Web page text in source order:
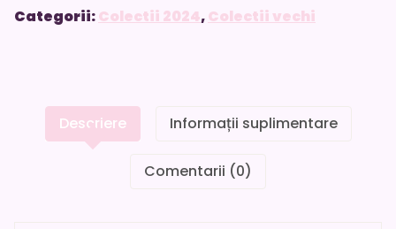
Categorii:Colectii 2024,Colectii vechi
Descriere Informații suplimentare
Comentarii (0)